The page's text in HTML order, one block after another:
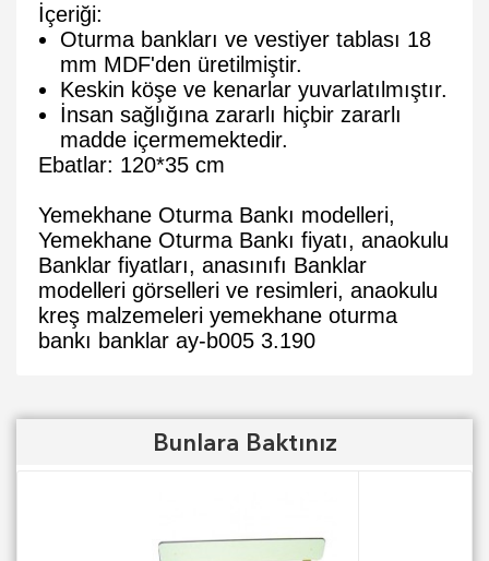
İçeriği:
Oturma bankları ve vestiyer tablası 18
mm MDF'den üretilmiştir.
Keskin köşe ve kenarlar yuvarlatılmıştır.
İnsan sağlığına zararlı hiçbir zararlı
madde içermemektedir.
Ebatlar: 120*35 cm
Yemekhane Oturma Bankı modelleri,
Yemekhane Oturma Bankı fiyatı, anaokulu
Banklar fiyatları, anasınıfı Banklar
modelleri görselleri ve resimleri, anaokulu
kreş malzemeleri yemekhane oturma
bankı banklar ay-b005 3.190
Bunlara Baktınız